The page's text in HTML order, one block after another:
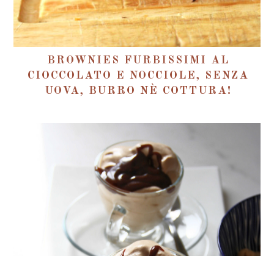
BROWNIES FURBISSIMI AL
CIOCCOLATO E NOCCIOLE, SENZA
UOVA, BURRO NÈ COTTURA!